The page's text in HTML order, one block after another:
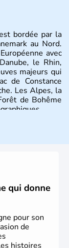
bordée par la
au Nord.
avec
le Rhin,
majeurs qui
de Constance
Les Alpes, la
de Bohême
Le pays
dans tous
passant par la
Thomas Mann,
qui donne
pour son
de
histoires